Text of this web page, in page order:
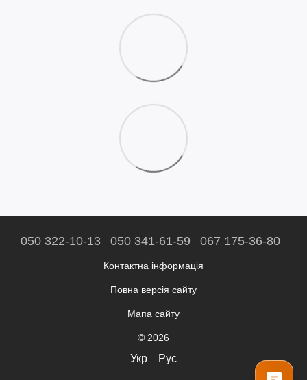
050 322-10-13 050 341-61-59 067 175-36-80
Контактна інформація
Повна версія сайту
Мапа сайту
© 2026
Укр Рус